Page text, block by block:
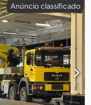
Anúncio classificado